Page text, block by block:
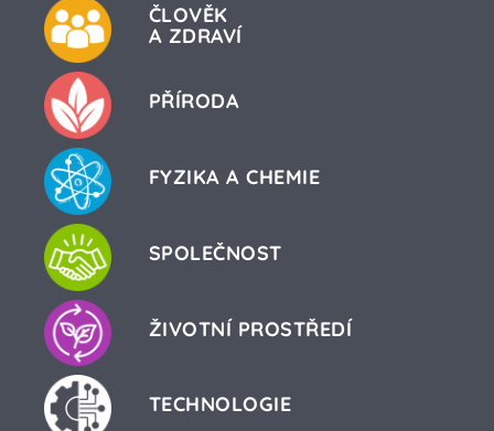
ČLOVĚK
A ZDRAVÍ
PŘÍRODA
FYZIKA A CHEMIE
SPOLEČNOST
ŽIVOTNÍ PROSTŘEDÍ
TECHNOLOGIE